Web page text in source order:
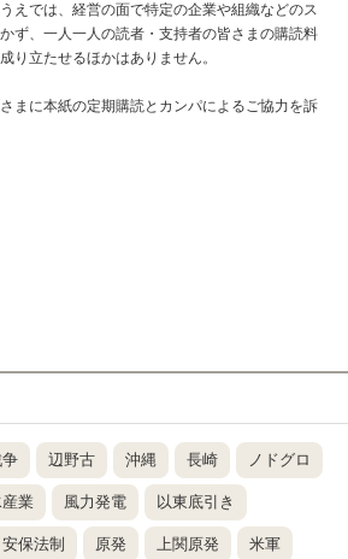
えでは、経営の面で特定の企業や組織などのス
ず、一人一人の読者・支持者の皆さまの購読料
り立たせるほかはありません。
まに本紙の定期購読とカンパによるご協力を訴
辺野古 沖縄 長崎 ノドグロ
業 風力発電 以東底引き
安保法制 原発 上関原発 米軍